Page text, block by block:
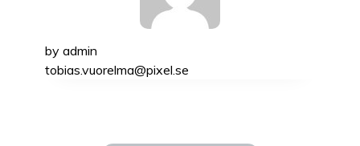
by admin
tobias.vuorelma@pixel.se